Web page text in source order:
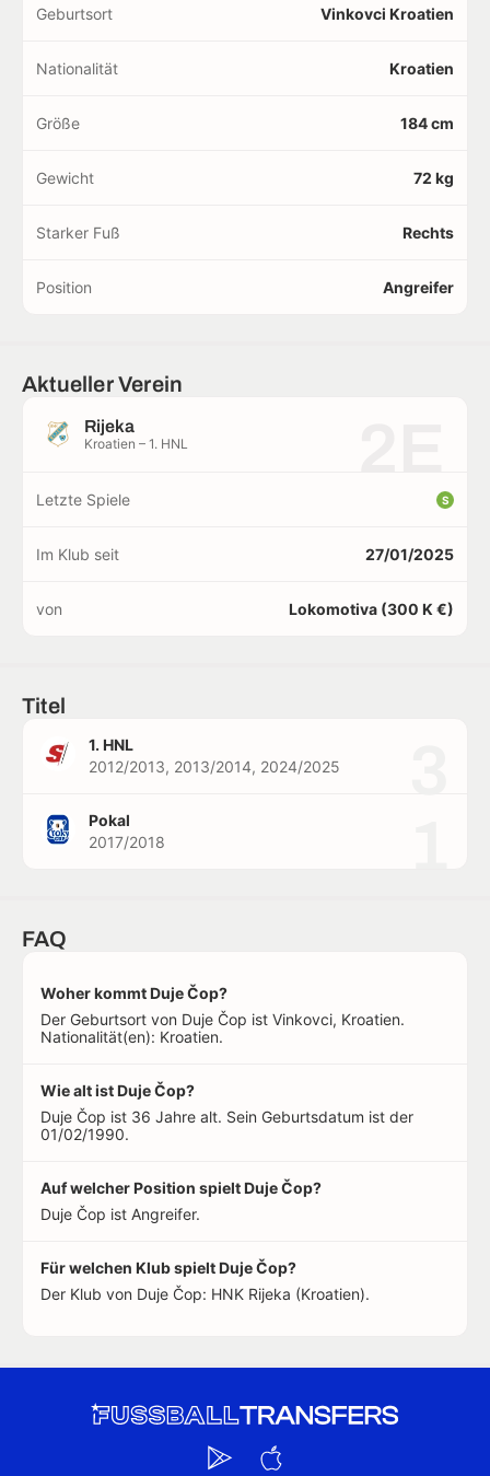
Geburtsort Vinkovci Kroatien
Nationalität Kroatien
Größe 184 cm
Gewicht 72 kg
Starker Fuß Rechts
Position Angreifer
Aktueller Verein
Rijeka
Kroatien – 1. HNL
Letzte Spiele S
Im Klub seit 27/01/2025
von Lokomotiva (300 K €)
Titel
1. HNL
2012/2013, 2013/2014, 2024/2025
Pokal
2017/2018
FAQ
Woher kommt Duje Čop?
Der Geburtsort von Duje Čop ist Vinkovci, Kroatien.
Nationalität(en): Kroatien.
Wie alt ist Duje Čop?
Duje Čop ist 36 Jahre alt. Sein Geburtsdatum ist der
01/02/1990.
Auf welcher Position spielt Duje Čop?
Duje Čop ist Angreifer.
Für welchen Klub spielt Duje Čop?
Der Klub von Duje Čop: HNK Rijeka (Kroatien).